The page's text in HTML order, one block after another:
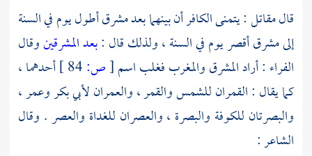
قالمقاتل: يتمنى الكافر أن بينهما بعد مشرق أطول يوم في السنة
إلى مشرق أقصر يوم في السنة ، ولذلك قال :بعد المشرقينوقال
الفراء : أراد المشرق والمغرب فغلب اسم[ص:
أحدهما ،
كما يقال : القمران للشمس والقمر ، والعمرانلأبي بكروعمر،
والبصرتان للكوفة والبصرة ، والعصران للغداة والعصر . وقال
الشاعر :